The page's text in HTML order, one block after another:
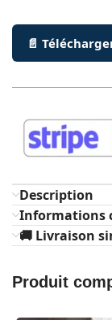
📄
Description
Informations
🚚 Livraison
Produit